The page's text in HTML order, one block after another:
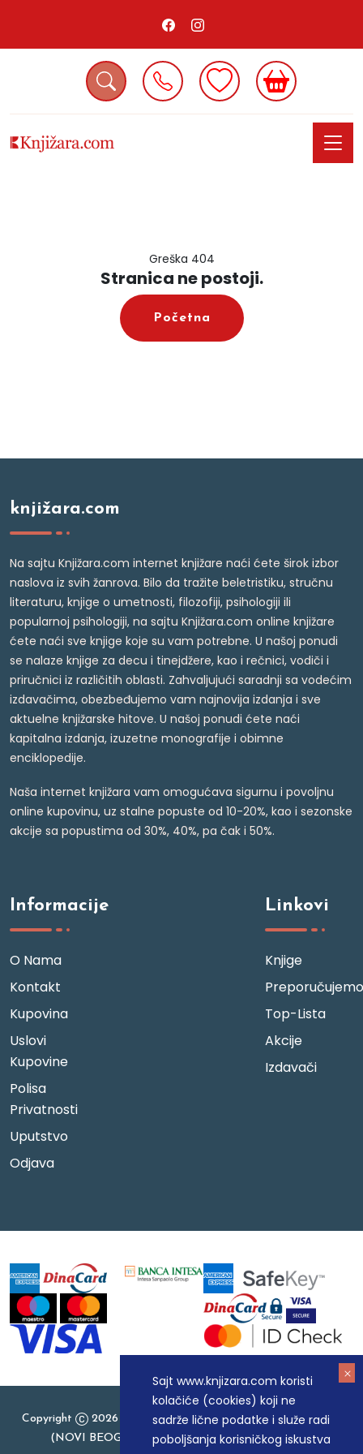
Sajt www.knjizara.com koristi
kolačiće (cookies) koji ne
sadrže lične podatke i služe radi
poboljšanja korisničkog iskustva
Greška 404
Stranica ne postoji.
Početna
knjižara.com
Na sajtu Knjižara.com internet knjižare naći ćete širok izbor
naslova iz svih žanrova. Bilo da tražite beletristiku, stručnu
literaturu, knjige o umetnosti, filozofiji, psihologiji ili
popularnoj psihologiji, na sajtu Knjižara.com online knjižare
ćete naći sve knjige koje su vam potrebne. U našoj ponudi
se nalaze knjige za decu i tinejdžere, kao i rečnici, vodiči i
priručnici iz različitih oblasti. Zahvaljujući saradnji sa vodećim
izdavačima, obezbeđujemo vam najnovija izdanja i sve
aktuelne knjižarske hitove. U našoj ponudi ćete naći
kapitalna izdanja, izuzetne monografije i obimne
enciklopedije.
Naša internet knjižara vam omogućava sigurnu i povoljnu
online kupovinu, uz stalne popuste od 10-20%, kao i sezonske
akcije sa popustima od 30%, 40%, pa čak i 50%.
Informacije
O Nama
Kontakt
Kupovina
Uslovi
Kupovine
Polisa
Privatnosti
Uputstvo
Odjava
Linkovi
Knjige
Preporučujemo
Top-Lista
Akcije
Izdavači
Copyright
2026 Knjizara.com - MAKART DOO BEOGRAD
(NOVI BEOGRAD), PIB: 105184104, MB: 20337524